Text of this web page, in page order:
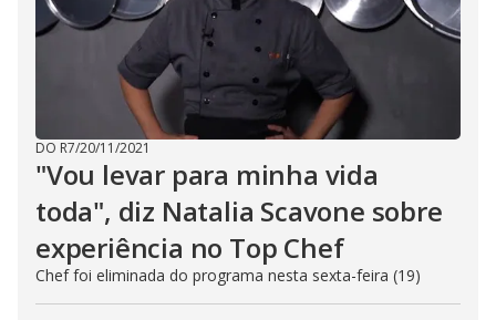
DO R7/20/11/2021
"Vou levar para minha vida
toda", diz Natalia Scavone sobre
experiência no Top Chef
Chef foi eliminada do programa nesta sexta-feira (19)